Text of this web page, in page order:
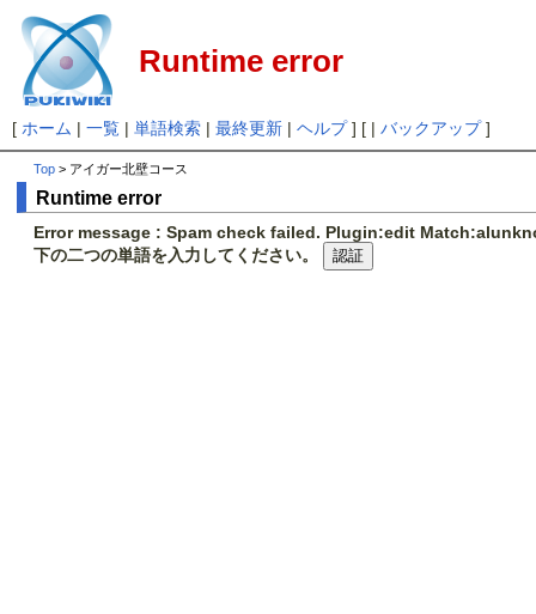
Runtime error
[ ホーム | 一覧| 単語検索| 最終更新| ヘルプ] [ | バックアップ]
Top > アイガー北壁コース
Runtime error
Error message : Spam check failed. Plugin:edit
下の二つの単語を入力してください。